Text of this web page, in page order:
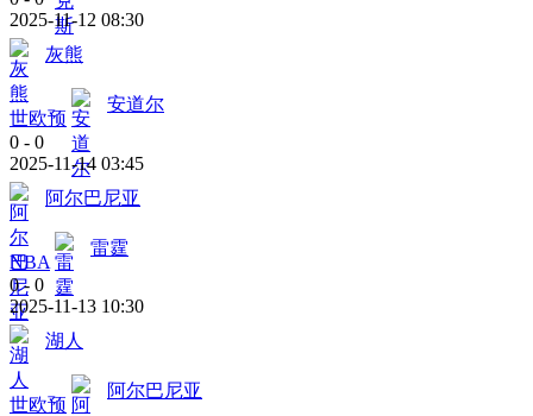
2025-11-12 08:30
灰熊
世欧预
安道尔
0 - 0
2025-11-14 03:45
阿尔巴尼亚
NBA
雷霆
0 - 0
2025-11-13 10:30
湖人
世欧预
阿尔巴尼亚